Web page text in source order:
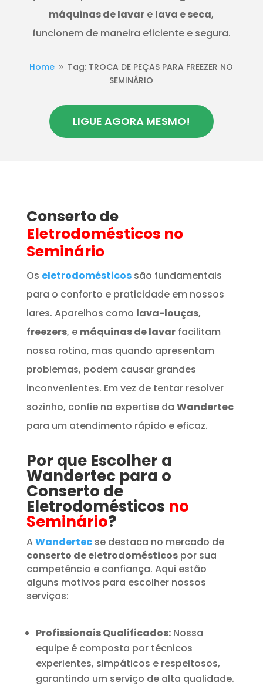
máquinas de lavar e lava e seca,
funcionem de maneira eficiente e segura.
Home 9 Tag: TROCA DE PEÇAS PARA FREEZER NO
SEMINÁRIO
LIGUE AGORA MESMO!
Conserto de
Eletrodomésticos no
Seminário
Os eletrodomésticos são fundamentais
para o conforto e praticidade em nossos
lares. Aparelhos como lava-louças,
freezers, e máquinas de lavarfacilitam
nossa rotina, mas quando apresentam
problemas, podem causar grandes
inconvenientes. Em vez de tentar resolver
sozinho, confie na expertise da Wandertec
para um atendimento rápido e eficaz.
Por que Escolher a
Wandertec para o
Conserto de
Eletrodomésticos no
Seminário?
AWandertecse destaca no mercado de
conserto de eletrodomésticospor sua
competência e confiança. Aqui estão
alguns motivos para escolher nossos
serviços:
Profissionais Qualificados:Nossa
equipe é composta por técnicos
experientes, simpáticos e respeitosos,
garantindo um serviço de alta qualidade.